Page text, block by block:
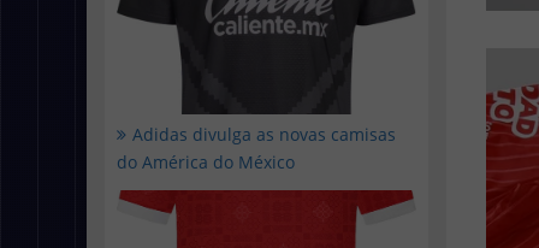
Adidas divulga as novas camisas
do América do México